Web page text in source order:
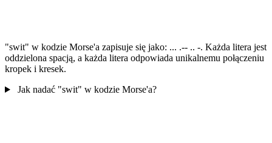
"swit" w kodzie Morse'a zapisuje się jako: ... .-- .. -. Każda litera jest
oddzielona spacją, a każda litera odpowiada unikalnemu połączeniu
kropek i kresek.
Jak nadać "swit" w kodzie Morse'a?